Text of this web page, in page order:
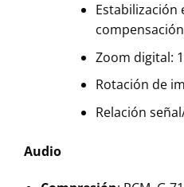
Estabilización
Zoom digital:
Rotación de
Relación
Audio